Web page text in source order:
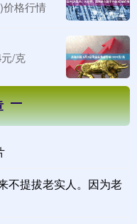
价格行情
/克
不提拔老实人。因为老